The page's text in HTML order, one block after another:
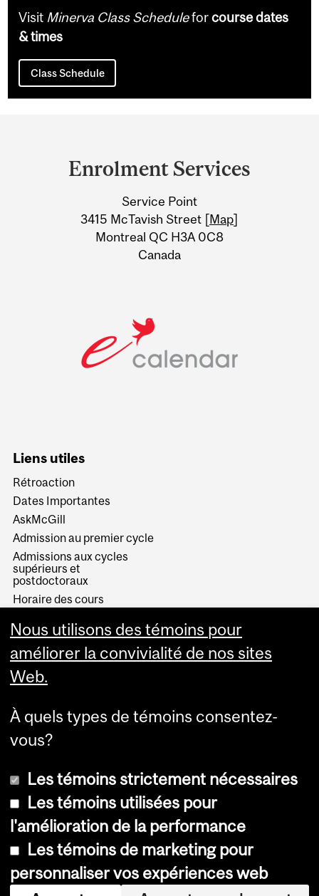
Visit Minerva Class Scheduleforcourse dates
& times
Class Schedule
Information
Enrolment Services
Service Point
3415 McTavish Street [Map]
Montreal QC H3A 0C8
Canada
Liens utiles
Rétroaction
Dates Importantes
AskMcGill
Admission au premier cycle
Admissions aux cycles
supérieurs et
postdoctoraux
Horaire des cours
Services aux étudiants
© Université McGill, 2026
Accessibilité
Avis sur les témoins
Nous utilisons des témoins pour
améliorer la convivialité de nos sites
Web.
À quels types de témoins consentez-
vous?
Les témoins strictement nécessaires
Les témoins utilisées pour
l'amélioration de la performance
Les témoins de marketing pour
personnaliser vos expériences web